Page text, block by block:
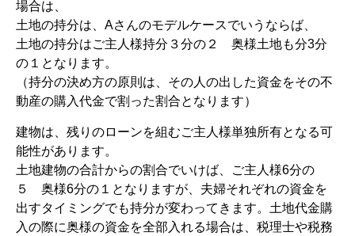
場合は、
土地の持分は、Aさんのモデルケースでいうならば、
土地の持分はご主人様持分３分の２ 奥様土地も分3分
の１となります。
（持分の決め方の原則は、その人の出した資金をその不
動産の購入代金で割った割合となります）
建物は、残りのローンを組むご主人様単独所有となる可
能性があります。
土地建物の合計からの割合でいけば、ご主人様6分の
５ 奥様6分の１となりますが、夫婦それぞれの資金を
出すタイミングでも持分が変わってきます。土地代金購
入の際に奥様の資金を全部入れる場合は、税理士や税務